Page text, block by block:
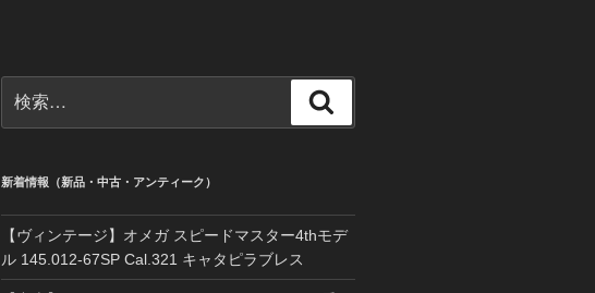
索:
索
新着情報（新品・中古・アンティーク）
【ヴィンテージ】オメガ スピードマスター4thモデ
ル 145.012-67SP Cal.321 キャタピラブレス